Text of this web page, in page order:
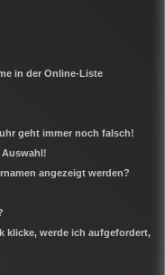
in der Online-Liste
geht immer noch falsch!
Auswahl!
angezeigt werden?
klicke, werde ich aufgefordert,